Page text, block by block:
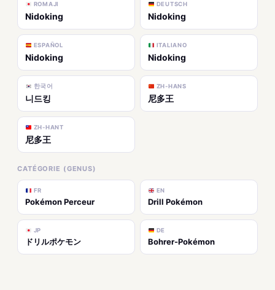
ROMAJI
Nidoking
DEUTSCH
Nidoking
ESPAÑOL
Nidoking
ITALIANO
Nidoking
한국어
니드킹
ZH-HANS
尼多王
ZH-HANT
尼多王
CATÉGORIE (GENUS)
FR
Pokémon Perceur
EN
Drill Pokémon
JP
ドリルポケモン
DE
Bohrer-Pokémon